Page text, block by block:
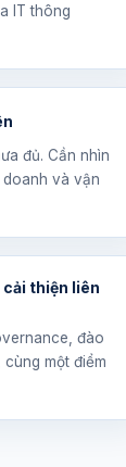
IT thông
đủ. Cần nhìn
và vận
thiện liên
đào
một điểm